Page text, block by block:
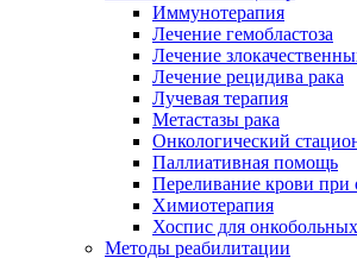
Иммунотерапия
Лечение гемобластоза
Лечение
Лечение рецидива рака
Лучевая терапия
Метастазы рака
Онкологический
Паллиативная помощь
Переливание крови при
Химиотерапия
Хоспис для онкобольных
Методы реабилитации